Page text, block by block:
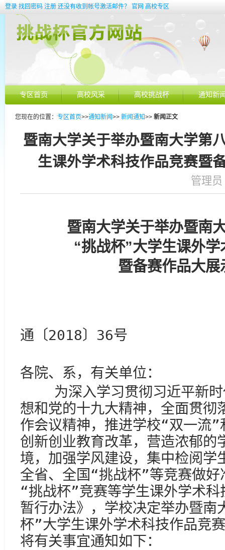
登录 找回密码 注册 还没有收到帐号激活邮件？ 官网 高校专区
专区首页 高校风采 高校挑战杯 通知新
您现在的位置： 专区首页>>通知新闻>> 新闻通知>> 新闻正文
暨南大学关于举办暨南大学第
生课外学术科技作品竞赛暨
管理
暨南大学关于举办暨南
“挑战杯”大学生课外
暨备赛作品大展
通〔2018〕36号
各院、系，有关单位：
为深入学习贯彻习近平新时
想和党的十九大精神，全面贯彻
作会议精神，推进学校“双一流
创新创业教育改革，营造浓郁的
境，加强学风建设，集中检阅学
全省、全国“挑战杯”等竞赛做
“挑战杯”竞赛等学生课外学术
暂行办法》，学校决定举办暨南
杯”大学生课外学术科技作品竞
将有关事宜通知如下：